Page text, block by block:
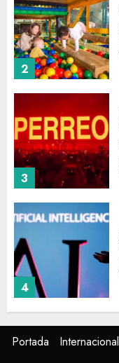
2
3
4
Portada Internacional